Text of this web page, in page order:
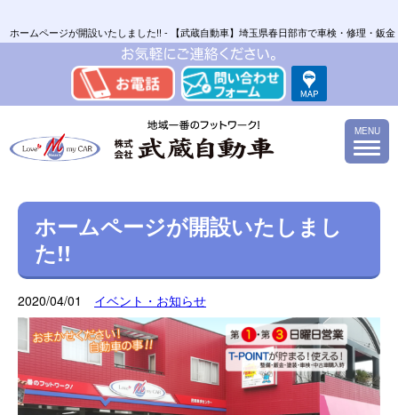
ホームページが開設いたしました!! - 【武蔵自動車】埼玉県春日部市で車検・修理・鈑
MENU
ホームページが開設いたしまし
た!!
2020/04/01 イベント・お知らせ